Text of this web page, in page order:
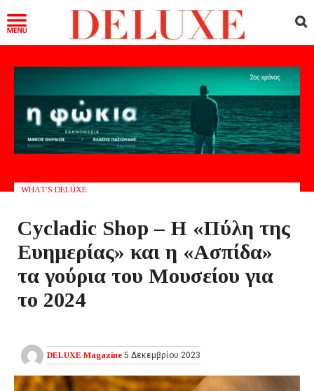
WHAT’S DELUXE
Cycladic Shop – Η «Πύλη της
Ευημερίας» και η «Ασπίδα»
τα γούρια του Μουσείου για
το 2024
DELUXE Magazine 5 Δεκεμβρίου 2023